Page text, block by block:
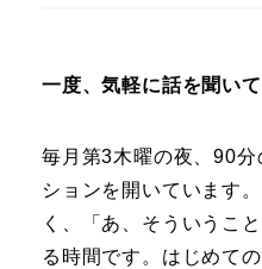
一度、気軽に話を聞い
毎月第3木曜の夜、90
ションを開いています
く、「あ、そういうこ
る時間です。はじめて